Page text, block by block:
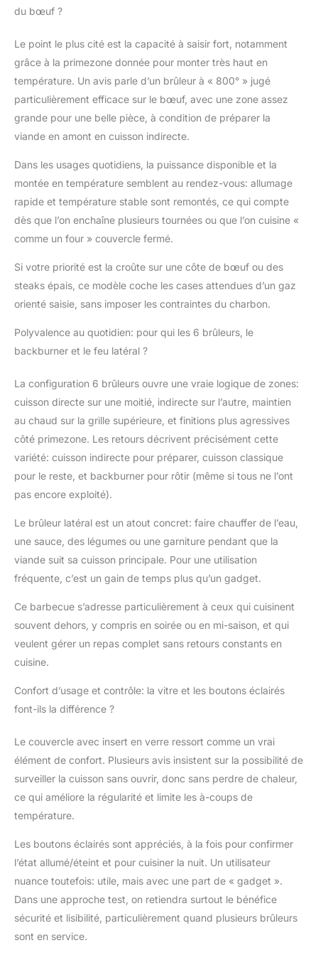
La cuisson directe et
indirecte vous permet
d'obtenir des arômes
rôtis idéaux et des
exceptionnels. Les
composants en
pression de haute
qualité du couvercle,
du panneau de
commande et de la
combustion, ainsi que
fonte émaillée Vario+,
garantissent une
durabilité
marques de grillades
offre une protection
fiable. Des boutons de
commande
rétroéclairés bicolores
et un grand
thermomètre intégré au
permettent un contrôle
verre, 30 % plus grand,
offre une vue optimale
sur la chambre de
cuisson, tandis que le
porte-couverts intégré
apporte un confort
Sécurité et espace de
rangement : un
contre la rupture du
bouteilles de gaz
garantissent une
utilisation en toute
sécurité. Remarque : 5
du bœuf ?
Le point le plus cité est la capacité à saisir fort, notamment
grâce à la primezone donnée pour monter très haut en
température. Un avis parle d’un brûleur à « 800° » jugé
particulièrement efficace sur le bœuf, avec une zone assez
grande pour une belle pièce, à condition de préparer la
viande en amont en cuisson indirecte.
Dans les usages quotidiens, la puissance disponible et la
montée en température semblent au rendez-vous: allumage
rapide et température stable sont remontés, ce qui compte
dès que l’on enchaîne plusieurs tournées ou que l’on cuisine «
comme un four » couvercle fermé.
Si votre priorité est la croûte sur une côte de bœuf ou des
steaks épais, ce modèle coche les cases attendues d’un gaz
orienté saisie, sans imposer les contraintes du charbon.
Polyvalence au quotidien: pour qui les 6 brûleurs, le
backburner et le feu latéral ?
La configuration 6 brûleurs ouvre une vraie logique de zones:
cuisson directe sur une moitié, indirecte sur l’autre, maintien
au chaud sur la grille supérieure, et finitions plus agressives
côté primezone. Les retours décrivent précisément cette
variété: cuisson indirecte pour préparer, cuisson classique
pour le reste, et backburner pour rôtir (même si tous ne l’ont
pas encore exploité).
Le brûleur latéral est un atout concret: faire chauffer de l’eau,
une sauce, des légumes ou une garniture pendant que la
viande suit sa cuisson principale. Pour une utilisation
fréquente, c’est un gain de temps plus qu’un gadget.
Ce barbecue s’adresse particulièrement à ceux qui cuisinent
souvent dehors, y compris en soirée ou en mi-saison, et qui
veulent gérer un repas complet sans retours constants en
cuisine.
Confort d’usage et contrôle: la vitre et les boutons éclairés
font-ils la différence ?
Le couvercle avec insert en verre ressort comme un vrai
élément de confort. Plusieurs avis insistent sur la possibilité de
surveiller la cuisson sans ouvrir, donc sans perdre de chaleur,
ce qui améliore la régularité et limite les à-coups de
température.
Les boutons éclairés sont appréciés, à la fois pour confirmer
l’état allumé/éteint et pour cuisiner la nuit. Un utilisateur
nuance toutefois: utile, mais avec une part de « gadget ».
Dans une approche test, on retiendra surtout le bénéfice
sécurité et lisibilité, particulièrement quand plusieurs brûleurs
sont en service.